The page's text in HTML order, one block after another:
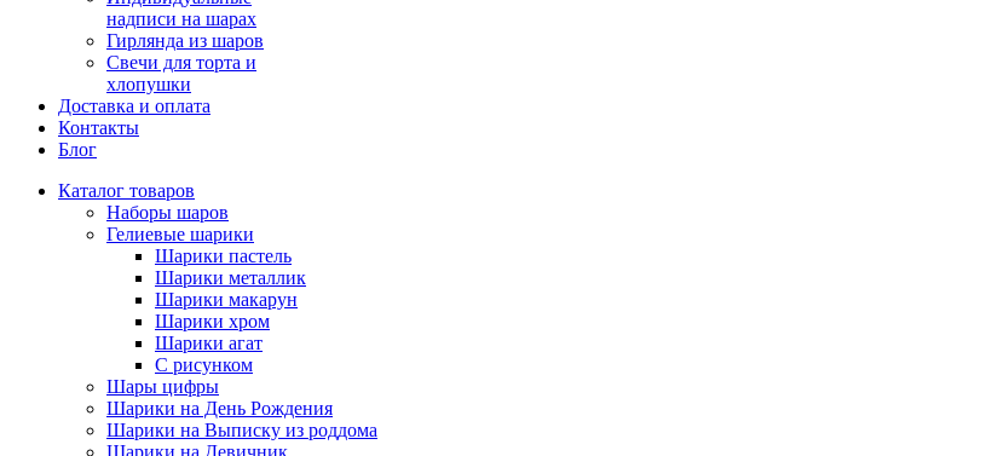
надписи на шарах
Гирлянда из шаров
Свечи для торта и
хлопушки
Доставка и оплата
Контакты
Блог
Каталог товаров
Наборы шаров
Гелиевые шарики
Шарики пастель
Шарики металлик
Шарики макарун
Шарики хром
Шарики агат
С рисунком
Шары цифры
Шарики на День Рождения
Шарики на Выписку из роддома
Шарики на Девичник